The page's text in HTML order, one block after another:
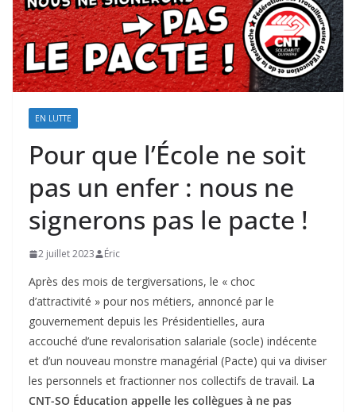
EN LUTTE
Pour que l’École ne soit
pas un enfer : nous ne
signerons pas le pacte !
2 juillet 2023 Éric
Après des mois de tergiversations, le « choc
d’attractivité » pour nos métiers, annoncé par le
gouvernement depuis les Présidentielles, aura
accouché d’une revalorisation salariale (socle) indécente
et d’un nouveau monstre managérial (Pacte) qui va diviser
les personnels et fractionner nos collectifs de travail. La
CNT-SO Éducation appelle les collègues à ne pas